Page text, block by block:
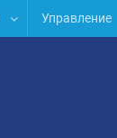
Управление